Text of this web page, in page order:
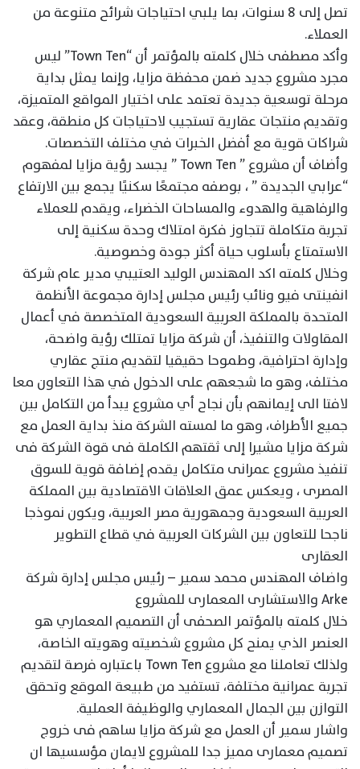
تصل إلى 8 سنوات، بما يلبي احتياجات شرائح متنوعة من
العملاء.
وأكد مصطفى خلال كلمته بالمؤتمر أن “Town Ten” ليس
مجرد مشروع جديد ضمن محفظة مزايا، وإنما يمثل بداية
مرحلة توسعية جديدة تعتمد على اختيار المواقع المتميزة،
وتقديم منتجات عقارية تستجيب لاحتياجات كل منطقة، وعقد
شراكات قوية مع أفضل الخبرات في مختلف التخصصات.
وأضاف أن مشروع ” Town Ten ” يجسد رؤية مزايا لمفهوم
“عرابي الجديدة ” ، بوصفه مجتمعًا سكنيًا يجمع بين الارتفاع
والرفاهية والهدوء والمساحات الخضراء، ويقدم للعملاء
تجربة متكاملة تتجاوز فكرة امتلاك وحدة سكنية إلى
الاستمتاع بأسلوب حياة أكثر جودة وخصوصية.
وخلال كلمته اكد المهندس الوليد العتيبي مدير عام شركة
انفينتى فيو ونائب رئيس مجلس إدارة مجموعة الأنظمة
المتحدة بالمملكة العربية السعودية المتخصصة في أعمال
المقاولات والتنفيذ، أن شركة مزايا تمتلك رؤية واضحة،
وإدارة احترافية، وطموحا حقيقيا لتقديم منتج عقاري
مختلف، وهو ما شجعهم على الدخول في هذا التعاون معا
لافتا الى إيمانهم بأن نجاح أي مشروع يبدأ من التكامل بين
جميع الأطراف، وهو ما لمسته الشركة منذ بداية العمل مع
شركة مزايا مشيرا إلى ثقتهم الكاملة فى قوة الشركة فى
تنفيذ مشروع عمرانى متكامل يقدم إضافة قوية للسوق
المصرى ، ويعكس عمق العلاقات الاقتصادية بين المملكة
العربية السعودية وجمهورية مصر العربية، ويكون نموذجا
ناجحا للتعاون بين الشركات العربية في قطاع التطوير
العقارى
واضاف المهندس محمد سمير – رئيس مجلس إدارة شركة
Arke والاستشارى المعمارى للمشروع
خلال كلمته بالمؤتمر الصحفى أن التصميم المعماري هو
العنصر الذي يمنح كل مشروع شخصيته وهويته الخاصة،
ولذلك تعاملنا مع مشروع Town Ten باعتباره فرصة لتقديم
تجربة عمرانية مختلفة، تستفيد من طبيعة الموقع وتحقق
التوازن بين الجمال المعماري والوظيفة العملية.
واشار سمير أن العمل مع شركة مزايا ساهم فى خروج
تصميم معمارى مميز جدا للمشروع لايمان مؤسسيها ان